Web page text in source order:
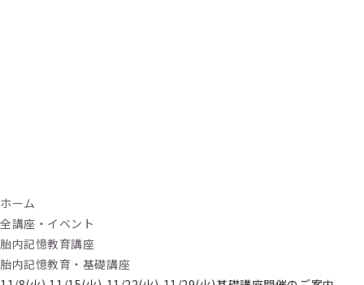
ホーム
全講座・イベント
胎内記憶教育講座
胎内記憶教育・基礎講座